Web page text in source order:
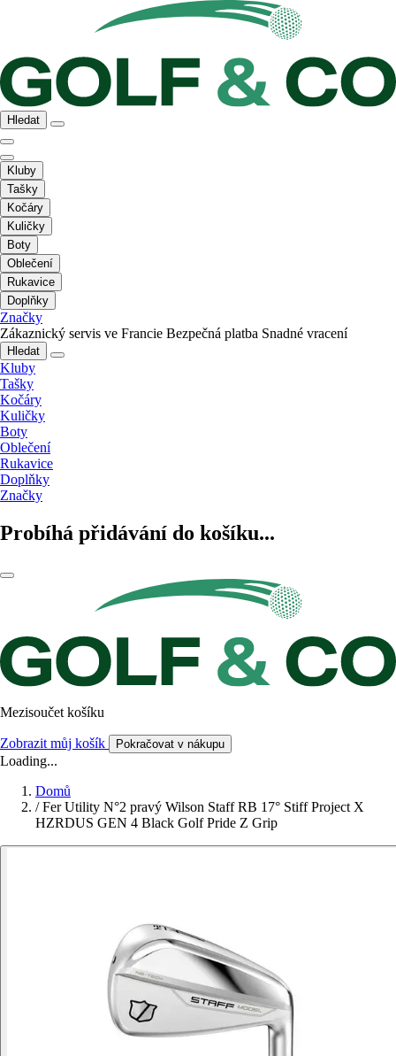
Hledat
Kluby
Tašky
Kočáry
Kuličky
Boty
Oblečení
Rukavice
Doplňky
Značky
Zákaznický servis ve Francie Bezpečná platba Snadné vracení
Hledat
Kluby
Tašky
Kočáry
Kuličky
Boty
Oblečení
Rukavice
Doplňky
Značky
Probíhá přidávání do košíku...
Mezisoučet košíku
Zobrazit můj košík Pokračovat v nákupu
Loading...
Domů
/ Fer Utility N°2 pravý Wilson Staff RB 17° Stiff Project X
HZRDUS GEN 4 Black Golf Pride Z Grip